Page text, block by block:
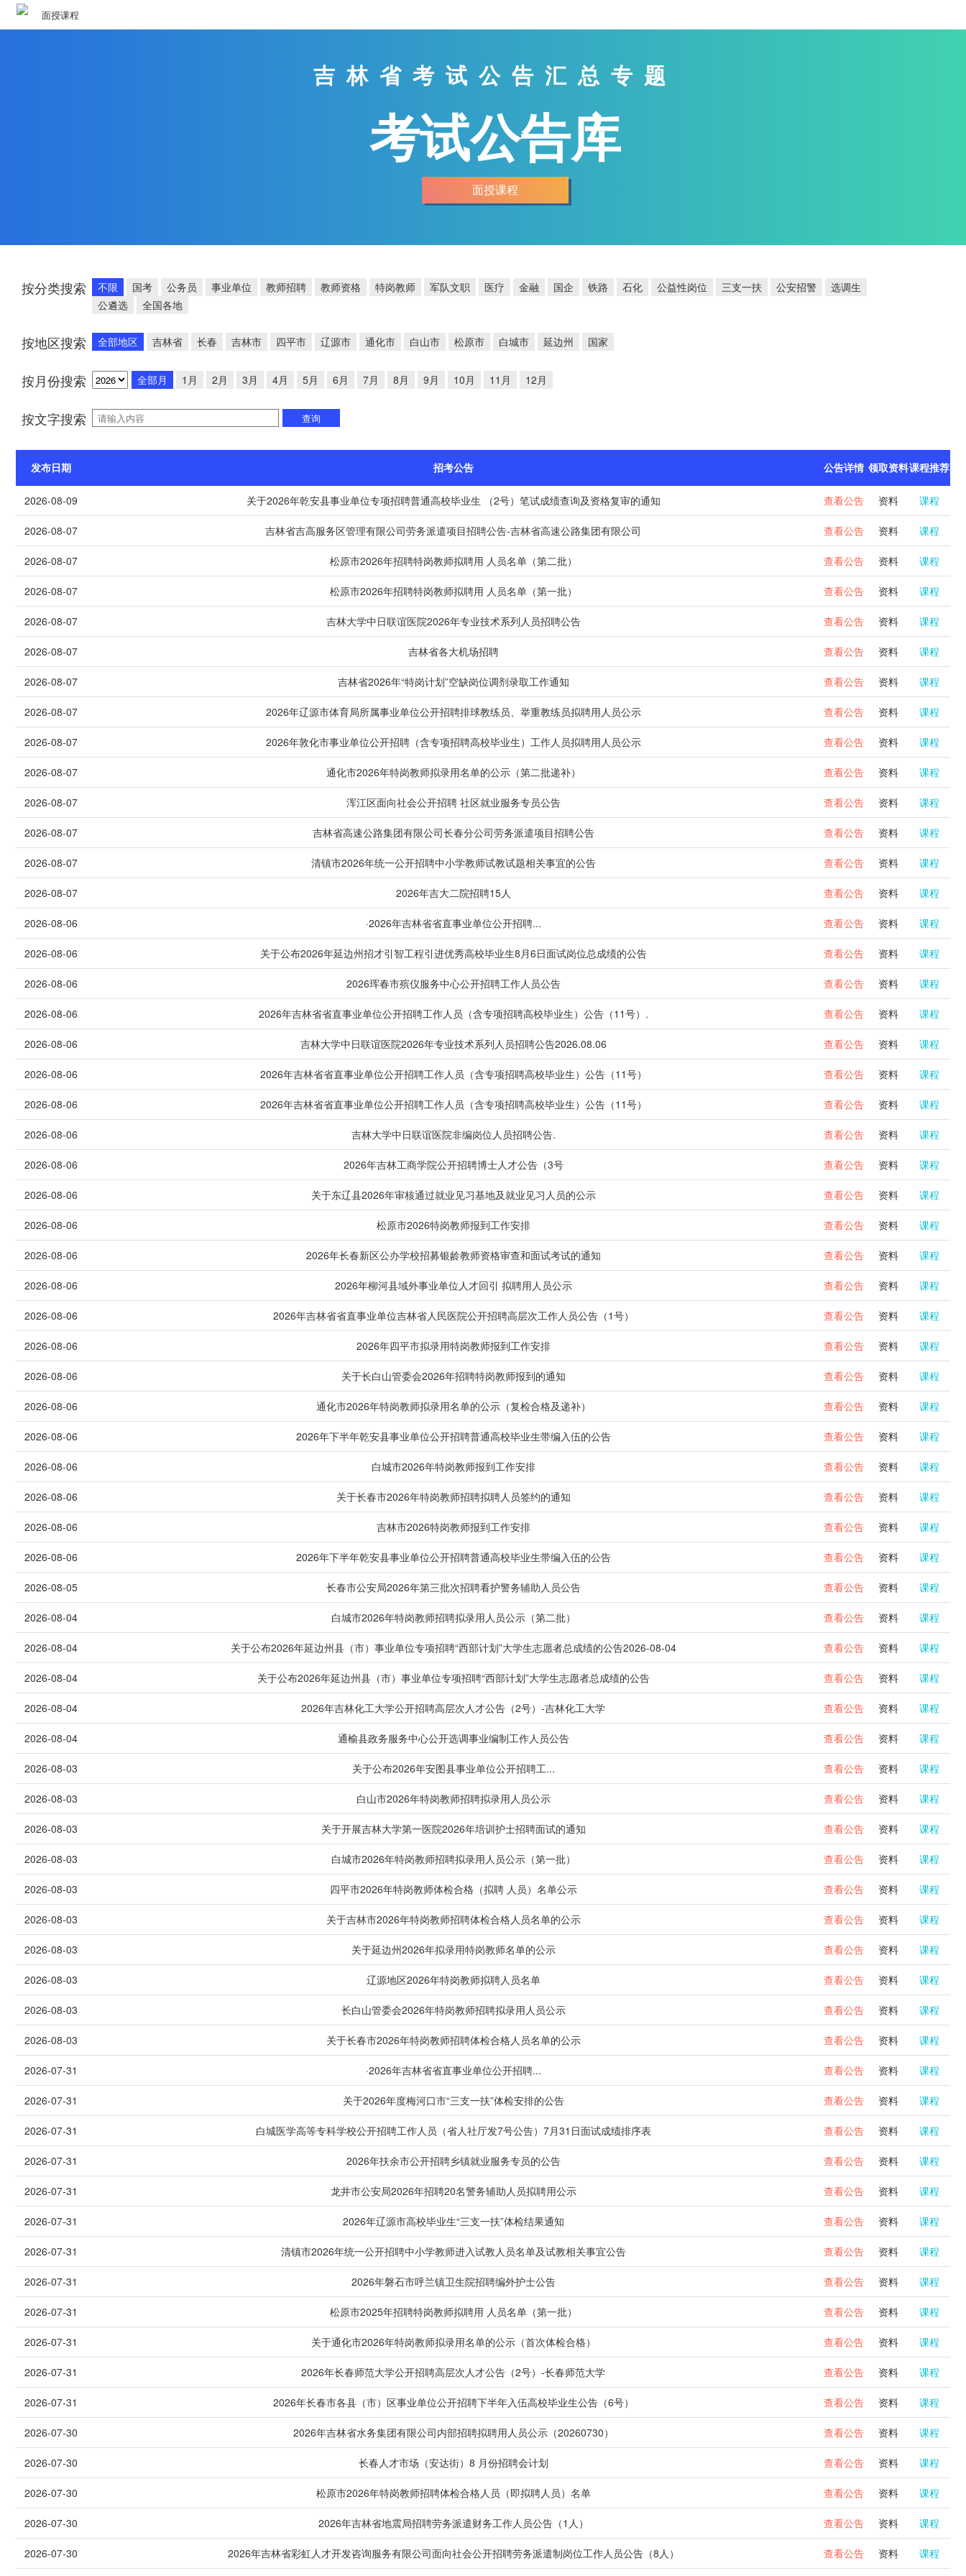
面授课程
吉林省考试公告汇总专题
考试公告库
面授课程
按分类搜索 不限 国考 公务员 事业单位 教师招聘 教师资格 特岗教师 军队文职 医疗 金融 国企 铁路 石化 公益性岗位 三支一扶 公安招警
选调生
公遴选
全国各地
按地区搜索 全部地区 吉林省 长春 吉林市 四平市 辽源市 通化市 白山市 松原市 白城市 延边州 国家
按月份搜索 全部月 1月 2月 3月 4月 5月 6月 7月 8月 9月 10月 11月 12月
按文字搜索 查询
发布日期 招考公告 公告详情 领取资料课程推荐
2026-08-09 关于2026年乾安县事业单位专项招聘普通高校毕业生 （2号）笔试成绩查询及资格复审的通知 查看公告 资料 课程
2026-08-07 吉林省吉高服务区管理有限公司劳务派遣项目招聘公告-吉林省高速公路集团有限公司 查看公告 资料 课程
2026-08-07 松原市2026年招聘特岗教师拟聘用 人员名单（第二批） 查看公告 资料 课程
2026-08-07 松原市2026年招聘特岗教师拟聘用 人员名单（第一批） 查看公告 资料 课程
2026-08-07 吉林大学中日联谊医院2026年专业技术系列人员招聘公告 查看公告 资料 课程
2026-08-07 吉林省各大机场招聘 查看公告 资料 课程
2026-08-07 吉林省2026年“特岗计划”空缺岗位调剂录取工作通知 查看公告 资料 课程
2026-08-07 2026年辽源市体育局所属事业单位公开招聘排球教练员、举重教练员拟聘用人员公示 查看公告 资料 课程
2026-08-07 2026年敦化市事业单位公开招聘（含专项招聘高校毕业生）工作人员拟聘用人员公示 查看公告 资料 课程
2026-08-07 通化市2026年特岗教师拟录用名单的公示（第二批递补） 查看公告 资料 课程
2026-08-07 浑江区面向社会公开招聘 社区就业服务专员公告 查看公告 资料 课程
2026-08-07 吉林省高速公路集团有限公司长春分公司劳务派遣项目招聘公告 查看公告 资料 课程
2026-08-07 清镇市2026年统一公开招聘中小学教师试教试题相关事宜的公告 查看公告 资料 课程
2026-08-07 2026年吉大二院招聘15人 查看公告 资料 课程
2026-08-06 ·2026年吉林省省直事业单位公开招聘... 查看公告 资料 课程
2026-08-06 关于公布2026年延边州招才引智工程引进优秀高校毕业生8月6日面试岗位总成绩的公告 查看公告 资料 课程
2026-08-06 2026珲春市殡仪服务中心公开招聘工作人员公告 查看公告 资料 课程
2026-08-06 2026年吉林省省直事业单位公开招聘工作人员（含专项招聘高校毕业生）公告（11号）. 查看公告 资料 课程
2026-08-06 吉林大学中日联谊医院2026年专业技术系列人员招聘公告2026.08.06 查看公告 资料 课程
2026-08-06 2026年吉林省省直事业单位公开招聘工作人员（含专项招聘高校毕业生）公告（11号） 查看公告 资料 课程
2026-08-06 2026年吉林省省直事业单位公开招聘工作人员（含专项招聘高校毕业生）公告（11号） 查看公告 资料 课程
2026-08-06 吉林大学中日联谊医院非编岗位人员招聘公告. 查看公告 资料 课程
2026-08-06 2026年吉林工商学院公开招聘博士人才公告（3号 查看公告 资料 课程
2026-08-06 关于东辽县2026年审核通过就业见习基地及就业见习人员的公示 查看公告 资料 课程
2026-08-06 松原市2026特岗教师报到工作安排 查看公告 资料 课程
2026-08-06 2026年长春新区公办学校招募银龄教师资格审查和面试考试的通知 查看公告 资料 课程
2026-08-06 2026年柳河县域外事业单位人才回引 拟聘用人员公示 查看公告 资料 课程
2026-08-06 2026年吉林省省直事业单位吉林省人民医院公开招聘高层次工作人员公告（1号） 查看公告 资料 课程
2026-08-06 2026年四平市拟录用特岗教师报到工作安排 查看公告 资料 课程
2026-08-06 关于长白山管委会2026年招聘特岗教师报到的通知 查看公告 资料 课程
2026-08-06 通化市2026年特岗教师拟录用名单的公示（复检合格及递补） 查看公告 资料 课程
2026-08-06 2026年下半年乾安县事业单位公开招聘普通高校毕业生带编入伍的公告 查看公告 资料 课程
2026-08-06 白城市2026年特岗教师报到工作安排 查看公告 资料 课程
2026-08-06 关于长春市2026年特岗教师招聘拟聘人员签约的通知 查看公告 资料 课程
2026-08-06 吉林市2026特岗教师报到工作安排 查看公告 资料 课程
2026-08-06 2026年下半年乾安县事业单位公开招聘普通高校毕业生带编入伍的公告 查看公告 资料 课程
2026-08-05 长春市公安局2026年第三批次招聘看护警务辅助人员公告 查看公告 资料 课程
2026-08-04 白城市2026年特岗教师招聘拟录用人员公示（第二批） 查看公告 资料 课程
2026-08-04 关于公布2026年延边州县（市）事业单位专项招聘“西部计划”大学生志愿者总成绩的公告2026-08-04 查看公告 资料 课程
2026-08-04 关于公布2026年延边州县（市）事业单位专项招聘“西部计划”大学生志愿者总成绩的公告 查看公告 资料 课程
2026-08-04 2026年吉林化工大学公开招聘高层次人才公告（2号）-吉林化工大学 查看公告 资料 课程
2026-08-04 通榆县政务服务中心公开选调事业编制工作人员公告 查看公告 资料 课程
2026-08-03 关于公布2026年安图县事业单位公开招聘工... 查看公告 资料 课程
2026-08-03 白山市2026年特岗教师招聘拟录用人员公示 查看公告 资料 课程
2026-08-03 关于开展吉林大学第一医院2026年培训护士招聘面试的通知 查看公告 资料 课程
2026-08-03 白城市2026年特岗教师招聘拟录用人员公示（第一批） 查看公告 资料 课程
2026-08-03 四平市2026年特岗教师体检合格（拟聘 人员）名单公示 查看公告 资料 课程
2026-08-03 关于吉林市2026年特岗教师招聘体检合格人员名单的公示 查看公告 资料 课程
2026-08-03 关于延边州2026年拟录用特岗教师名单的公示 查看公告 资料 课程
2026-08-03 辽源地区2026年特岗教师拟聘人员名单 查看公告 资料 课程
2026-08-03 长白山管委会2026年特岗教师招聘拟录用人员公示 查看公告 资料 课程
2026-08-03 关于长春市2026年特岗教师招聘体检合格人员名单的公示 查看公告 资料 课程
2026-07-31 ·2026年吉林省省直事业单位公开招聘... 查看公告 资料 课程
2026-07-31 关于2026年度梅河口市“三支一扶”体检安排的公告 查看公告 资料 课程
2026-07-31 白城医学高等专科学校公开招聘工作人员（省人社厅发7号公告）7月31日面试成绩排序表 查看公告 资料 课程
2026-07-31 2026年扶余市公开招聘乡镇就业服务专员的公告 查看公告 资料 课程
2026-07-31 龙井市公安局2026年招聘20名警务辅助人员拟聘用公示 查看公告 资料 课程
2026-07-31 2026年辽源市高校毕业生“三支一扶”体检结果通知 查看公告 资料 课程
2026-07-31 清镇市2026年统一公开招聘中小学教师进入试教人员名单及试教相关事宜公告 查看公告 资料 课程
2026-07-31 2026年磐石市呼兰镇卫生院招聘编外护士公告 查看公告 资料 课程
2026-07-31 松原市2025年招聘特岗教师拟聘用 人员名单（第一批） 查看公告 资料 课程
2026-07-31 关于通化市2026年特岗教师拟录用名单的公示（首次体检合格） 查看公告 资料 课程
2026-07-31 2026年长春师范大学公开招聘高层次人才公告（2号）-长春师范大学 查看公告 资料 课程
2026-07-31 2026年长春市各县（市）区事业单位公开招聘下半年入伍高校毕业生公告（6号） 查看公告 资料 课程
2026-07-30 2026年吉林省水务集团有限公司内部招聘拟聘用人员公示（20260730） 查看公告 资料 课程
2026-07-30 长春人才市场（安达街）8 月份招聘会计划 查看公告 资料 课程
2026-07-30 松原市2026年特岗教师招聘体检合格人员（即拟聘人员）名单 查看公告 资料 课程
2026-07-30 2026年吉林省地震局招聘劳务派遣财务工作人员公告（1人） 查看公告 资料 课程
2026-07-30 2026年吉林省彩虹人才开发咨询服务有限公司面向社会公开招聘劳务派遣制岗位工作人员公告（8人） 查看公告 资料 课程